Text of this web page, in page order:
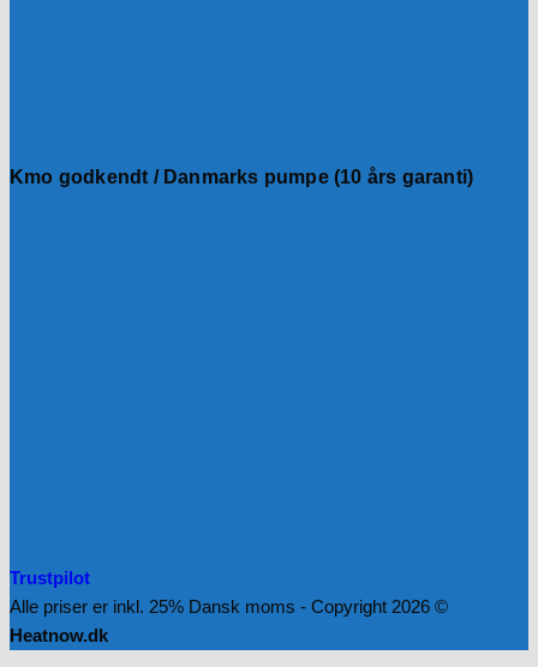
Kmo godkendt / Danmarks pumpe (10 års garanti)
Trustpilot
Alle priser er inkl. 25% Dansk moms - Copyright 2026 ©
Heatnow.dk